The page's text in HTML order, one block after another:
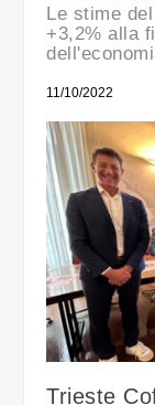
Le stime
+3,2% alla
11/10/2022
Trieste